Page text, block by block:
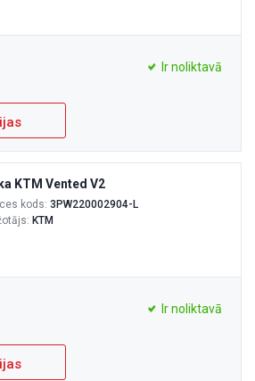
Ir noliktavā
KTM Vented V2
kods: 3PW220002904-L
KTM
Ir noliktavā